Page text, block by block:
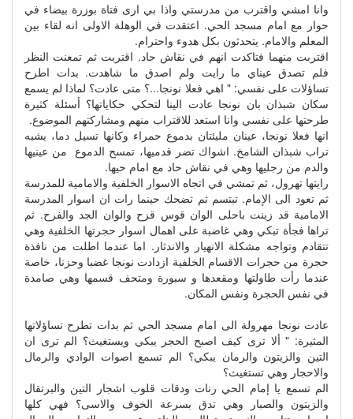
وانا امشي واقترب من مدرستي واذا بي ارى فتاة بوزرة بيضاء في
حوار مع امام مسجد الحي. اعتقدت في الوهلة الاولى انه لقاء بين
المعلم والامام. يتحدثون بكل هدوء واحترام.
اقتربت منهما فتاكدت انهم في نقاش حاد. اقتربت ثم تمعنت النظر
فلم تصدق عيناي ما رايت ولم اصدق ما شاهدت. بدات اطرح
تساؤلات على نفسي: " اهي فعلا نونجا...؟ متى عادت؟ لماذا لم يسمع
سكان شبذان بان نونجا عادت الينا لتحكي حكاياتها؟ أسئلة كثيرة
طرحتها على نفسي وانا استعد للاقتراب منهم ومشاركتهم الموضوع.
انها فعلا نونجا، عينان مليئتان بدموع حمراء وكانها تسيل دما، يشبه
تراب شبذان الشامخ. اشواك تضر قدميها، تمسح الدموع من عينيها
والدم من رجليها وهي في نقاش حاد مع امام حيها.
رايتها تهرول، ثم تمشي في اتجاه الاسوار الخلفية والامامية للمدرسة
ثم تعود الى الإمام. تبتسم ثم تضحك حينما رات ان اسوار المدرسة
الامامية قد زينت باحلى الوان قوس قزح والوان الجد والفرح. ثم
تراها فجأة تبكي وهي غاضبة على اهمال اسوار حجرتها الخلفية وهي
تتقادم وتواجه مشكلة الانهيار والاندثار. اما عندما اطلت من نافذة
حجرة من حجرات الاقسام الخلفية ازدادت نونجا غضبا وحزنا، خاصة
عندما رأت طاولتها ومقعدها و سبورة ومتحف قسمها وهي صامدة
في نفس الحجرة ونفس المكان.
عادت نونجا مهرولة الى امام مسجد الحي ثم بدات تطرح تساؤلاتها
المثيرة: " ألا ترى كيف اصبح الحجر يبكي ويستغيث؟ الم ترى ان
التين والزيتون والرمان يبكي؟ الم تسمع اصوات الوادي والرمال
والاحجار وهي تستغيث؟
الم تسمع يا إمام الحي رنات ودقات قلوب اشجار التين والبرتقال
والزيتون والصبار وهي تدق بسرعة الخوف والاسى؟ فهي كلها